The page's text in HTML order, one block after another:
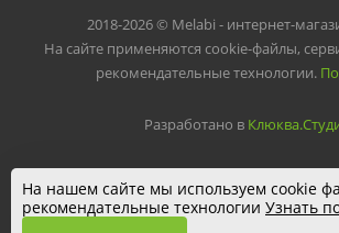
2018-2026 © Melabi - интернет-
На сайте применяются cookie-файлы,
рекомендательные технологии.
Разработано в
На нашем сайте мы используем cookie
рекомендательные технологии Узнать